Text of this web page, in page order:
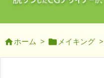
ホーム >  メイキング >